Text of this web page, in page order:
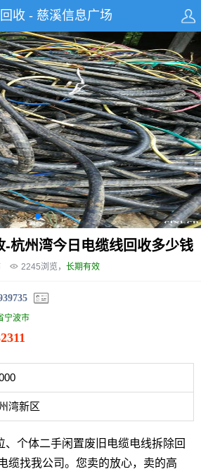
收 - 慈溪信息广场
-杭州湾今日电缆线回收多少钱
2245浏览， 长期有效
宁波市
湾新区
、个体二手闲置废旧电缆电线拆除回
缆找我公司。您卖的放心，卖的高